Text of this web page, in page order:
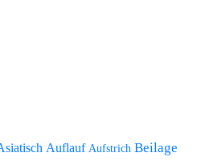
Auflauf Aufstrich Beilage